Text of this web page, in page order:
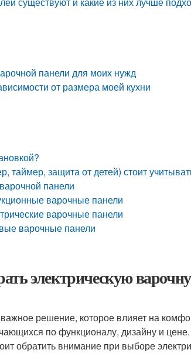
панели для моих нужд
от размера моей кухни
таймер, защита от детей) стоит
панели
варочные панели
варочные панели
варочные панели
электрическую
решение, которое влияет на
по функционалу, дизайну и
обратить внимание при выборе